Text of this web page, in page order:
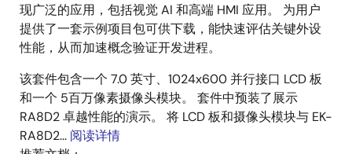
现广泛的应用，包括视觉 AI 和高端 HMI 应用。 为用户
提供了一套示例项目包可供下载，能快速评估关键外设
性能，从而加速概念验证开发进程。
该套件包含一个 7.0 英寸、1024x600 并行接口 LCD 板
和一个 5百万像素摄像头模块。 套件中预装了展示
RA8D2 卓越性能的演示。 将 LCD 板和摄像头模块与 EK-
RA8D2... 阅读详情